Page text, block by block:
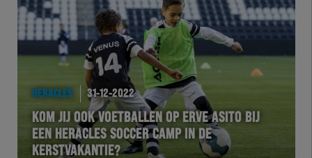
TELHER
HERVOL
HEREXC
EXCHER
HERACLES 31-12-2022
KOM JIJ OOK VOETBALLEN OP ERVE ASITO BIJ
EEN HERACLES SOCCER CAMP IN DE
KERSTVAKANTIE?